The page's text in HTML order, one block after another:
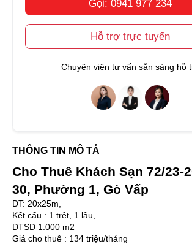
Gọi: 0941 977 234
Hỗ trợ trực tuyến
Chuyên viên tư vấn sẵn sàng hỗ
THÔNG TIN MÔ TẢ
Cho Thuê Khách Sạn 72/23-
30, Phường 1, Gò Vấp
DT: 20x25m,
Kết cấu : 1 trệt, 1 lầu,
DTSD 1.000 m2
Giá cho thuê : 134 triệu/tháng